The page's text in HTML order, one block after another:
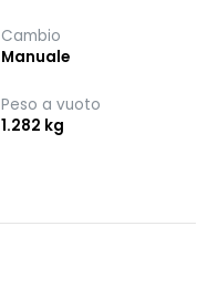
Cambio
Manuale
Peso a vuoto
1.282 kg